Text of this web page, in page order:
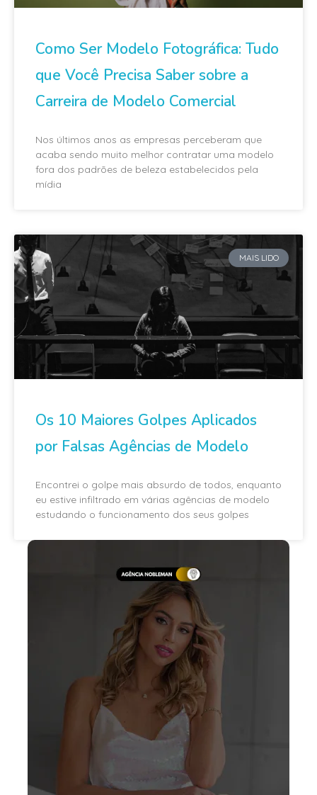
Como Ser Modelo Fotográfica: Tudo
que Você Precisa Saber sobre a
Carreira de Modelo Comercial
Nos últimos anos as empresas perceberam que
acaba sendo muito melhor contratar uma modelo
fora dos padrões de beleza estabelecidos pela
mídia
MAIS LIDO
Os 10 Maiores Golpes Aplicados
por Falsas Agências de Modelo
Encontrei o golpe mais absurdo de todos, enquanto
eu estive infiltrado em várias agências de modelo
estudando o funcionamento dos seus golpes